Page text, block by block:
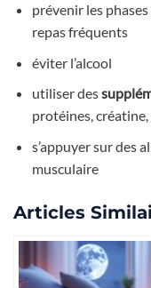
prévenir les
repas fréquents
éviter l’alcool
utiliser des
protéines, créatine,
s’appuyer sur des
musculaire
Articles